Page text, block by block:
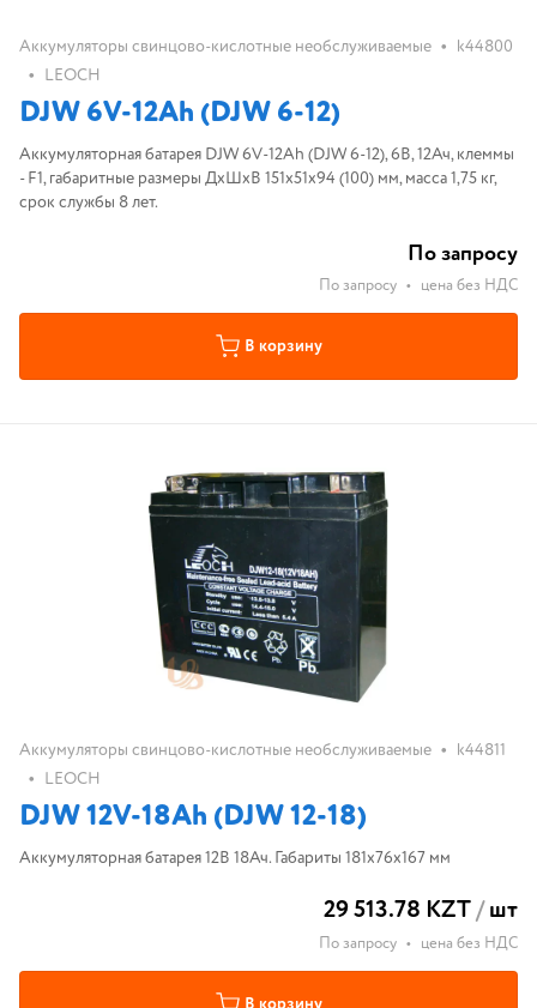
Аккумуляторы свинцово-кислотные необслуживаемые • k44800
• LEOCH
DJW 6V-12Ah (DJW 6-12)
Аккумуляторная батарея DJW 6V-12Ah (DJW 6-12), 6В, 12Ач, клеммы
- F1, габаритные размеры ДхШхВ 151х51х94 (100) мм, масса 1,75 кг,
срок службы 8 лет.
По запросу
По запросу • цена без НДС
В корзину
Аккумуляторы свинцово-кислотные необслуживаемые • k44811
• LEOCH
DJW 12V-18Ah (DJW 12-18)
Аккумуляторная батарея 12В 18Ач. Габариты 181x76x167 мм
29 513.78 KZT/шт
По запросу • цена без НДС